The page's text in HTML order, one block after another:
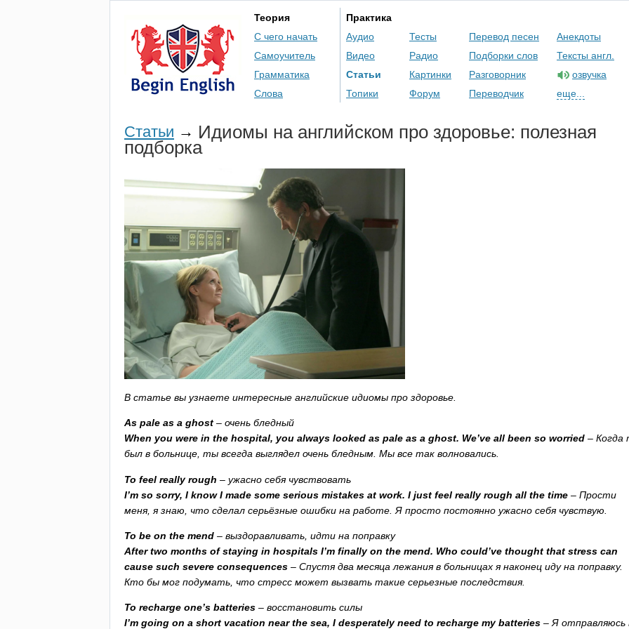
Теория
С чего начать
Самоучитель
Грамматика
Слова
Практика
Аудио
Видео
Статьи
Топики
Тесты
Радио
Картинки
Форум
Перевод песен
Подборки слов
Разговорник
Переводчик
Анекдоты
Тексты англ.
озвучка
еще...
Статьи → Идиомы на английском про здоровье: полезная
подборка
В статье вы узнаете интересные английские идиомы про здоровье.
As pale as a ghost – очень бледный
When you were in the hospital, you always looked as pale as a ghost. We’ve all been so worried – Когда
был в больнице, ты всегда выглядел очень бледным. Мы все так волновались.
To feel really rough – ужасно себя чувствовать
I’m so sorry, I know I made some serious mistakes at work. I just feel really rough all the time – Прости
меня, я знаю, что сделал серьёзные ошибки на работе. Я просто постоянно ужасно себя чувствую.
To be on the mend – выздоравливать, идти на поправку
After two months of staying in hospitals I’m finally on the mend. Who could’ve thought that stress can
cause such severe consequences – Спустя два месяца лежания в больницах я наконец иду на поправку.
Кто бы мог подумать, что стресс может вызвать такие серьезные последствия.
To recharge one’s batteries – восстановить силы
I’m going on a short vacation near the sea, I desperately need to recharge my batteries – Я отправляюсь